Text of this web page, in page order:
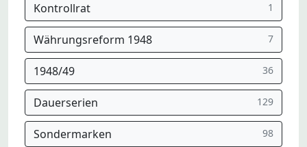
Kontrollrat 1
Währungsreform 1948 7
1948/49 36
Dauerserien 129
Sondermarken 98